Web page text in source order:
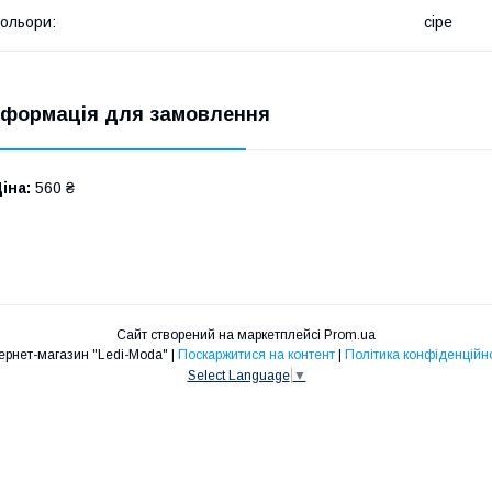
сіре
для замовлення
560 ₴
Сайт створений на маркетплейсі Prom.ua
Поскаржитися на контент
Політика
Select Language ▼